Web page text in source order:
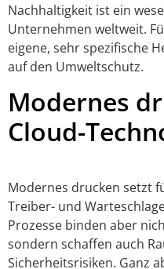
Nachhaltigkeit ist ein
Unternehmen weltweit.
eigene, sehr spezifische
auf den Umweltschutz.
Modernes
Cloud-
Modernes drucken setzt
Treiber- und
Prozesse binden aber
sondern schaffen auch
Sicherheitsrisiken. Ganz